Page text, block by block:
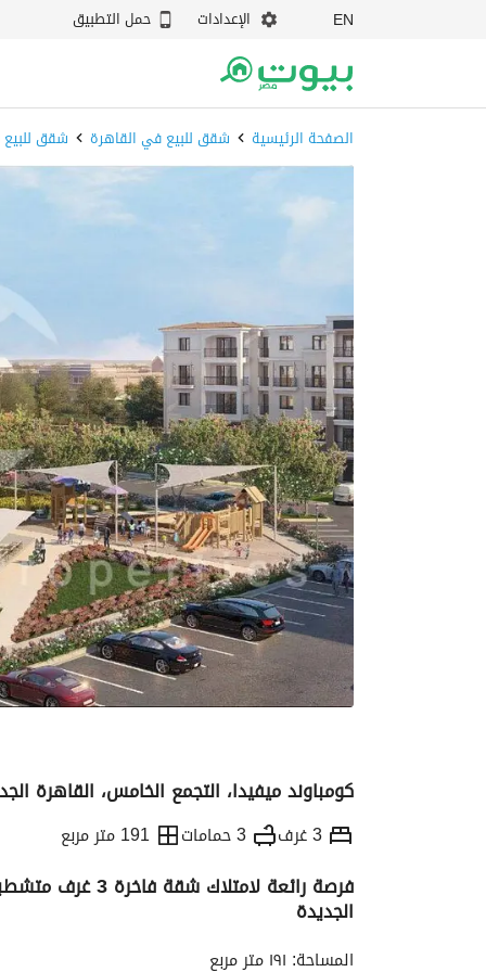
EN الإعدادات حمل التطبيق
الصفحة الرئيسية شقق للبيع في القاهرة شقق
كومباوند ميفيدا، التجمع الخامس، القاهرة
3 غرف 3 حمامات 191 متر مربع
التفاصيل
فرصة رائعة
الجديدة
المساحة: ١٩١ متر مربع